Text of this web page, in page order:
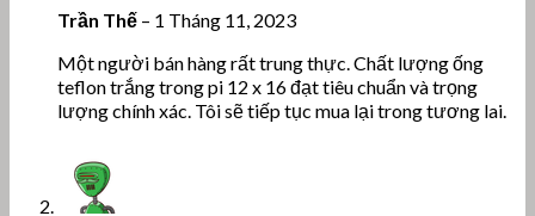
Trần Thế – 1 Tháng 11, 2023
Một người bán hàng rất trung thực. Chất lượng ống
teflon trắng trong pi 12 x 16 đạt tiêu chuẩn và trọng
lượng chính xác. Tôi sẽ tiếp tục mua lại trong tương lai.